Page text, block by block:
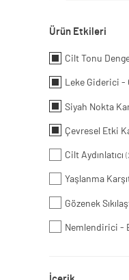
Ürün Etkileri
Cilt Tonu
Leke Giderici -
Siyah Nokta
Çevresel Etki
Cilt Aydınlatıcı
Yaşlanma
Gözenek
Nemlendirici -